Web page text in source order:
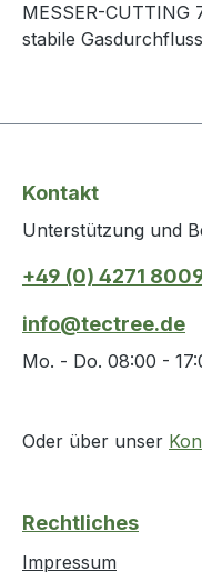
MESSER-CUTTING
stabile
Kontakt
Unterstützung und
+49 (0) 4271
info@tectree.de
Mo. - Do. 08:00 -
Oder über unser
Rechtliches
Impressum